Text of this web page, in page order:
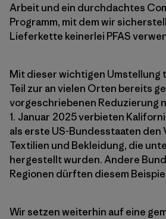
Arbeit und ein durchdachtes
Programm, mit dem wir
Lieferkette keinerlei PFAS
Mit dieser wichtigen Umstellung
Teil zur an vielen Orten bereits
vorgeschriebenen Reduzierung
1. Januar 2025 verbieten
als erste US-Bundesstaaten
Textilien und Bekleidung, die
hergestellt wurden. Andere
Regionen dürften diesem
Wir setzen weiterhin auf eine